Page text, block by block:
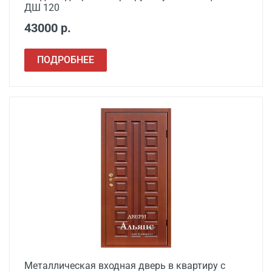
Сварочные работы
ДШ 120
43000 р.
ПОДРОБНЕЕ
Металлическая входная дверь в квартиру с